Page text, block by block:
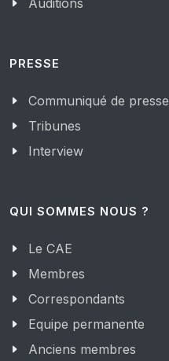
Auditions
PRESSE
Communiqué de presse
Tribunes
Interview
QUI SOMMES NOUS ?
Le CAE
Membres
Correspondants
Equipe permanente
Anciens membres